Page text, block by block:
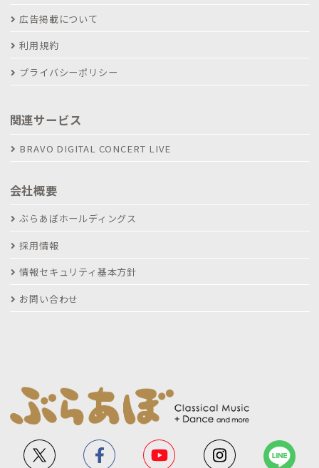
広告掲載について
利用規約
プライバシーポリシー
関連サービス
BRAVO DIGITAL CONCERT LIVE
会社概要
ぶらあぼホールディングス
採用情報
情報セキュリティ基本方針
お問い合わせ